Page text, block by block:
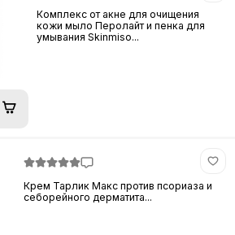
Комплекс от акне для очищения
кожи мыло Перолайт и пенка для
умывания Skinmiso...
Крем Тарлик Макс против псориаза и
себорейного дерматита...